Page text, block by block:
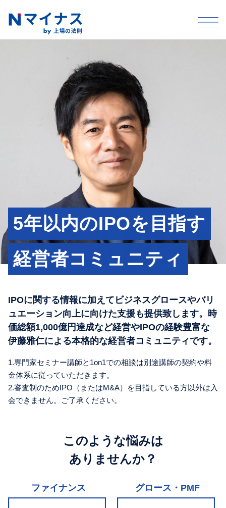
5年以内のIPOを目指す
経営者コミュニティ
IPOに関する情報に加えてビジネスグロースやバリ
ュエーション向上に向けた支援も提供致します。時
価総額1,000億円達成など経営やIPOの経験豊富な
伊藤雅仁による本格的な経営者コミュニティです。
1.専門家セミナー講師と1on1での相談は別途講師の契約や料
金体系に従っていただきます。
2.審査制のためIPO（またはM&A）を目指している方以外は入
会できません。ご了承ください。
このような悩みは
ありませんか？
ファイナンス グロース・PMF